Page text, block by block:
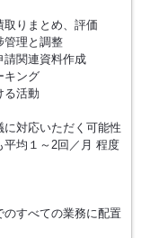
取りまとめ、評価
管理と調整
請関連資料作成
キング
る活動
対応いただく可能性
均１～2回／月 程度
すべての業務に配置